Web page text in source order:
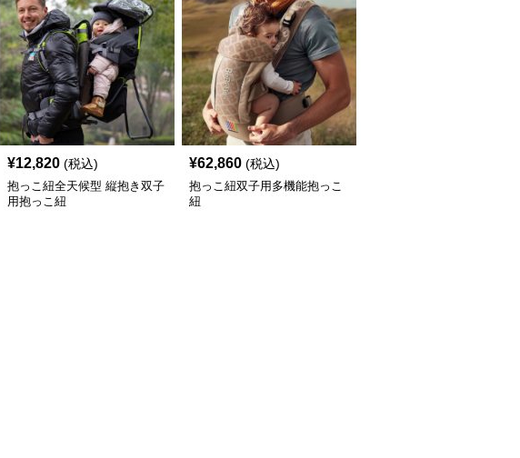
¥12,820 (税込)
抱っこ紐全天候型 縦抱き双子
用抱っこ紐
¥62,860 (税込)
抱っこ紐双子用多機能抱っこ
紐